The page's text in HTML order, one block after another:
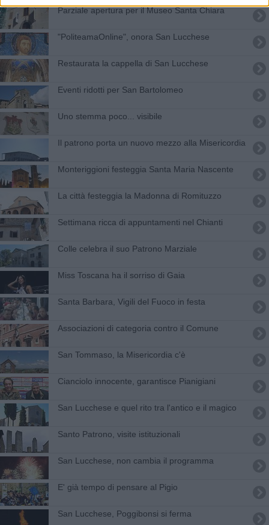
Parziale apertura per il Museo Santa Chiara
"PoliteamaOnline", onora San Lucchese
Restaurata la cappella di San Lucchese
Eventi ridotti per San Bartolomeo
Uno stemma poco... visibile
Il patrono porta un nuovo mezzo alla Misericordia
Monteriggioni festeggia Santa Maria Nascente
La città festeggia la Madonna di Romituzzo
Settimana ricca di appuntamenti nel Chianti
Colle celebra il suo Patrono Marziale
Miss Toscana ha il sorriso di Gaia
Santa Barbara, Vigili del Fuoco in festa
Associazioni di categoria contro il Comune
San Tommaso, la Misericordia c'è
Cianciolo innocente, garantisce Pianigiani
San Lucchese e quel rito tra l'antico e il magico
Santo Patrono, visite istituzionali
San Lucchese, non cambia il programma
E' già tempo di pensare al Pigio
San Lucchese, Poggibonsi si ferma